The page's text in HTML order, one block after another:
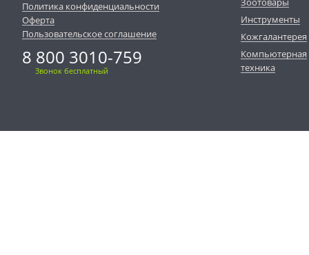
Политика конфиденциальности
Оферта
Пользовательское соглашение
8 800 3010-759
Звонок бесплатный
Инструменты
Кожгалантерея
Компьютерная
техника